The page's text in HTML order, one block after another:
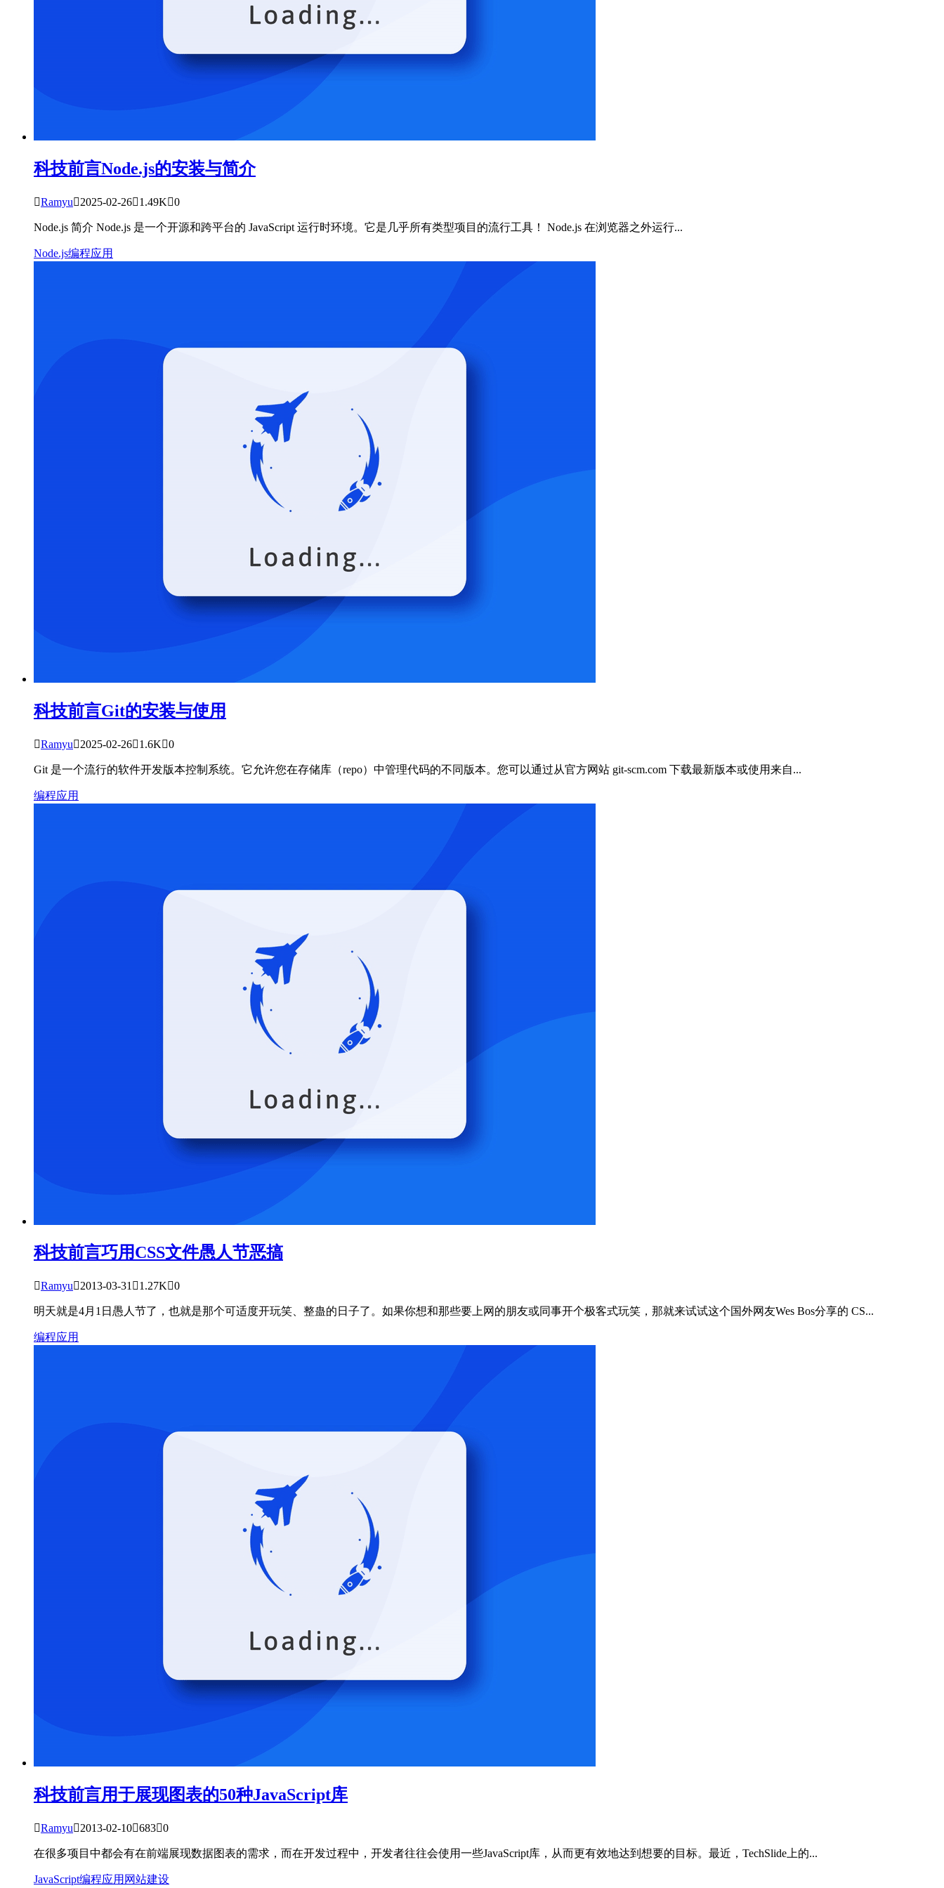
科技前言Node.js的安装与简介
Ramyu2025-02-261.49K0
Node.js 简介 Node.js 是一个开源和跨平台的 JavaScript 运行时环境。它是几乎所有类型项目的流行工具！ Node.js 在浏览器之外运行...
Node.js编程应用
科技前言Git的安装与使用
Ramyu2025-02-261.6K0
Git 是一个流行的软件开发版本控制系统。它允许您在存储库（repo）中管理代码的不同版本。您可以通过从官方网站 git-scm.com 下载最新版本或使用来自...
编程应用
科技前言巧用CSS文件愚人节恶搞
Ramyu2013-03-31 1.27K0
明天就是4月1日愚人节了，也就是那个可适度开玩笑、整蛊的日子了。如果你想和那些要上网的朋友或同事开个极客式玩笑，那就来试试这个国外网友Wes Bos分享的 CS...
编程应用
科技前言用于展现图表的50种JavaScript库
Ramyu2013-02-106830
在很多项目中都会有在前端展现数据图表的需求，而在开发过程中，开发者往往会使用一些JavaScript库，从而更有效地达到想要的目标。最近，TechSlide上的...
JavaScript编程应用 网站建设